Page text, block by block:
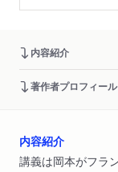
内容紹介
著作者プロフィール
内容紹介
講義は岡本がフラ